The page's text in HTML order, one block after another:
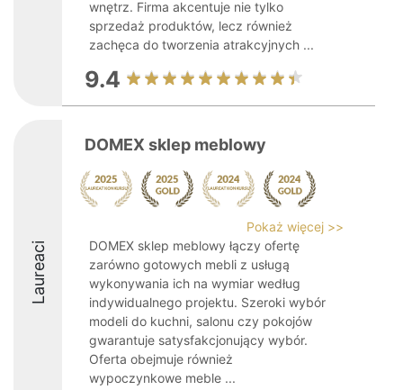
wnętrz. Firma akcentuje nie tylko
sprzedaż produktów, lecz również
zachęca do tworzenia atrakcyjnych ...
9.4
Laureaci
DOMEX sklep meblowy
Pokaż więcej >>
DOMEX sklep meblowy łączy ofertę
zarówno gotowych mebli z usługą
wykonywania ich na wymiar według
indywidualnego projektu. Szeroki wybór
modeli do kuchni, salonu czy pokojów
gwarantuje satysfakcjonujący wybór.
Oferta obejmuje również
wypoczynkowe meble ...